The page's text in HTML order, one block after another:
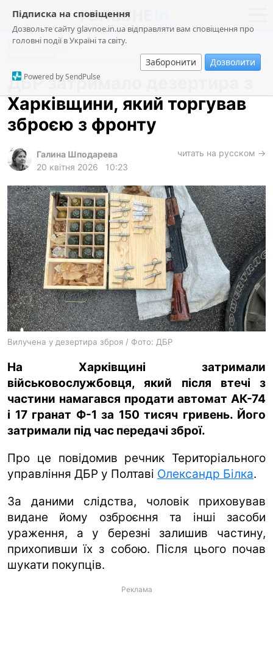
Підписка на сповіщення
Дозвольте сайту glavnoe.in.ua відправляти вам сповіщення про
головні події в Україні та світу.
Заборонити Дозволити
Powered by SendPulse
новини
про проєкт
суспільство
події
кримінал
лонгріди
харків
архів
gambling
ua ru en
Кримінал
ДБР затримало дезертира з
Харківщини, який торгував
зброєю з фронту
Галина Шподарева
20 квітня 2026
10:23
читать на русском →
Вилучена у дезертира зброя / Фото: ДБР
На Харківщині затримали
військовослужбовця, який після втечі з
частини намагався продати автомат АК-74
і 17 гранат Ф-1 за 150 тисяч гривень. Його
затримали під час передачі зброї.
Про це повідомив речник Територіального
управління ДБР у Полтаві Олександр Білка.
За даними слідства, чоловік приховував
видане йому озброєння та інші засоби
ураження, а у березні залишив частину,
прихопивши їх з собою. Після цього почав
шукати покупців.
Реклама